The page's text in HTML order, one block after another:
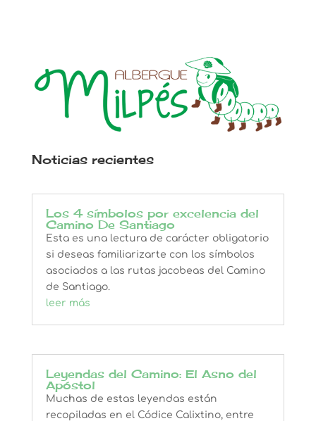
Noticias recientes
Los 4 símbolos por excelencia del
Camino De Santiago
Esta es una lectura de carácter obligatorio
si deseas familiarizarte con los símbolos
asociados a las rutas jacobeas del Camino
de Santiago.
leer más
Leyendas del Camino: El Asno del
Apóstol
Muchas de estas leyendas están
recopiladas en el Códice Calixtino, entre